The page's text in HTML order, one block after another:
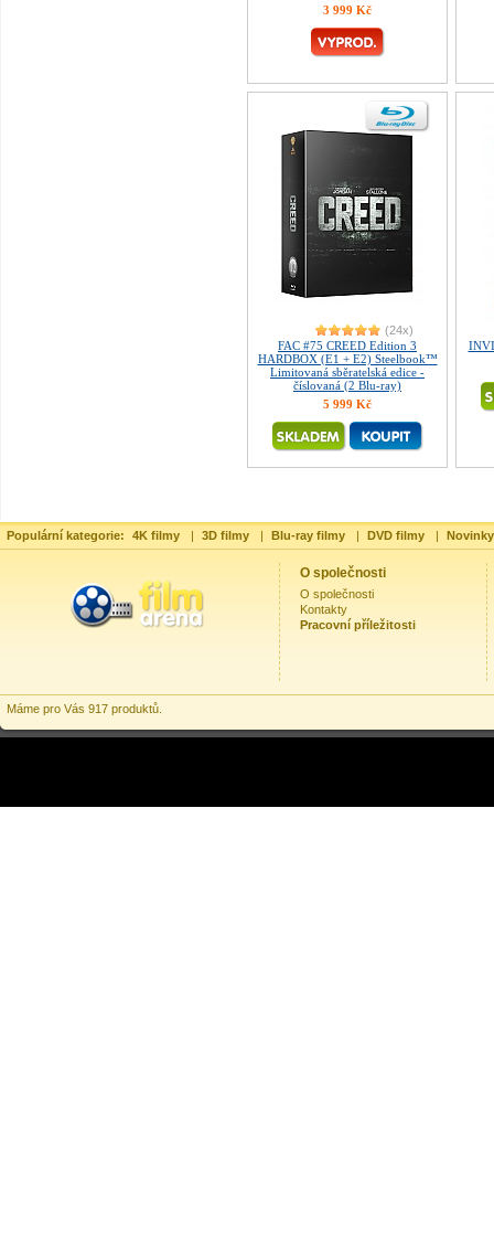
3 999 Kč
(24x)
FAC #75 CREED Edition 3
HARDBOX (E1 + E2) Steelbook™
Limitovaná sběratelská edice -
číslovaná (2 Blu-ray)
5 999 Kč
Populární kategorie: 4K filmy 3D filmy Blu-ray filmy DVD filmy
O společnosti
O společnosti
Kontakty
Pracovní příležitosti
Máme pro Vás 917 produktů.